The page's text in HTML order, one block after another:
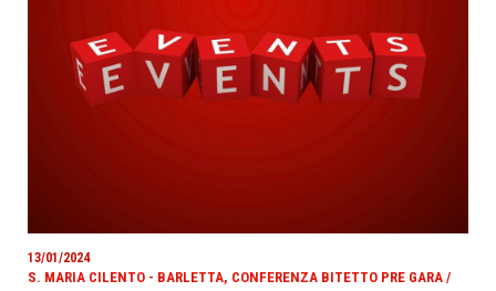
13/01/2024
S. MARIA CILENTO - BARLETTA, CONFERENZA BITETTO PRE GARA /